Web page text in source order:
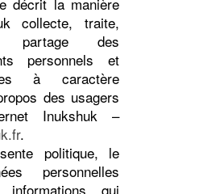
collecte, traite,
des
personnels et
à caractère
des usagers
Inukshuk –
.
politique, le
personnelles
qui